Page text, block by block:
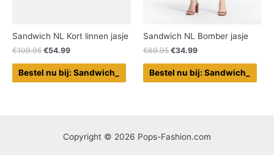
Sandwich NL Kort linnen jasje
€109.95 €54.99
Bestel nu bij: Sandwich_
Sandwich NL Bomber jasje
€69.95 €34.99
Bestel nu bij: Sandwich_
Copyright © 2026 Pops-Fashion.com